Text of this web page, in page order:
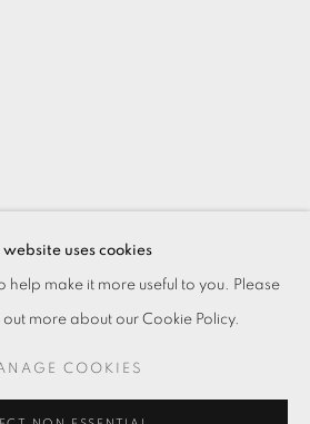
website uses cookies
help make it more useful to you. Please
more about our Cookie Policy.
COOKIES